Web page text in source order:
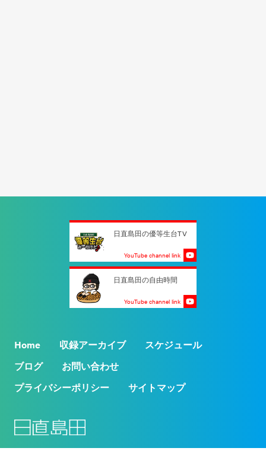
日直島田の優等生台TV
YouTube channel link
日直島田の自由時間
YouTube channel link
Home 収録アーカイブ
スケジュール
ブログ
お問い合わせ
プライバシーポリシー
サイトマップ